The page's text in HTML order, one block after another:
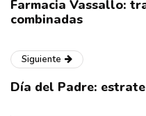
Farmacia Vassallo:
combinadas
Siguiente
Día del Padre: